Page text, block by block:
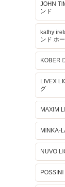
JOHN
ンド
kathy
ンド ホ
KOBER
LIVEX
グ
MAXIM
MINKA-
NUVO